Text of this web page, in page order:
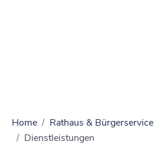
Home Rathaus & Bürgerservice
Dienstleistungen